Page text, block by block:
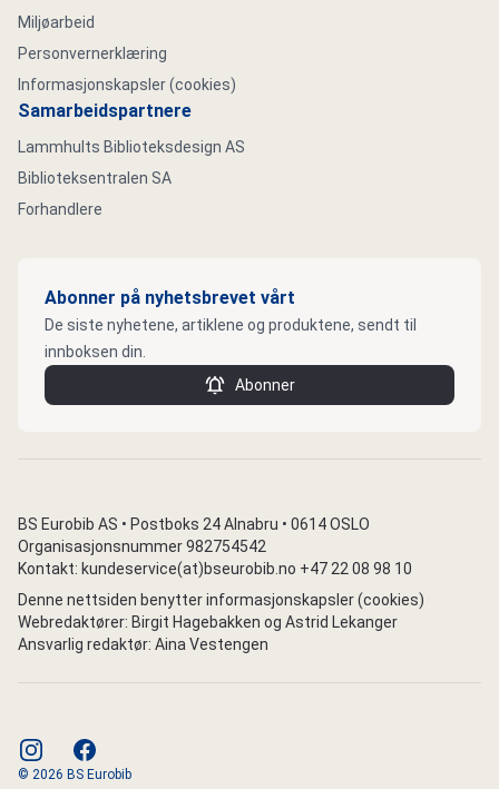
Miljøarbeid
Personvernerklæring
Informasjonskapsler (cookies)
Samarbeidspartnere
Lammhults Biblioteksdesign AS
Biblioteksentralen SA
Forhandlere
Abonner på nyhetsbrevet vårt
De siste nyhetene, artiklene og produktene, sendt til
innboksen din.
Abonner
BS Eurobib AS • Postboks 24 Alnabru • 0614 OSLO
Organisasjonsnummer 982754542
Kontakt: kundeservice(at)bseurobib.no +47 22 08 98 10
Denne nettsiden benytter informasjonskapsler (cookies)
Webredaktører: Birgit Hagebakken og Astrid Lekanger
Ansvarlig redaktør: Aina Vestengen
instagramfacebook
© 2026 BS Eurobib